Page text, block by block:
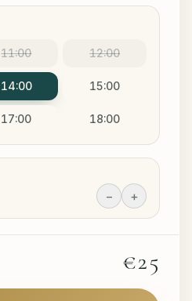
11:00 12:00
14:00 15:00
17:00 18:00
− +
€25